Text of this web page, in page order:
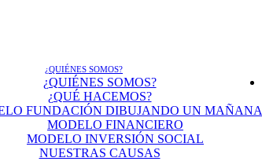
¿QUIÉNES SOMOS?
¿QUIÉNES SOMOS?
¿QUÉ HACEMOS?
FUNDACIÓN DIBUJANDO UN MAÑANA
MODELO FINANCIERO
MODELO INVERSIÓN SOCIAL
NUESTRAS CAUSAS